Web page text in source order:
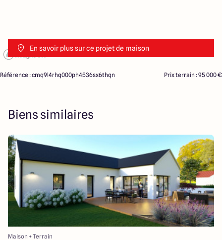
En savoir plus sur ce projet de maison
Référence : cmq9l4rhq000ph4536sx6thqn Prix terrain : 95 000 €
Biens similaires
Maison + Terrain